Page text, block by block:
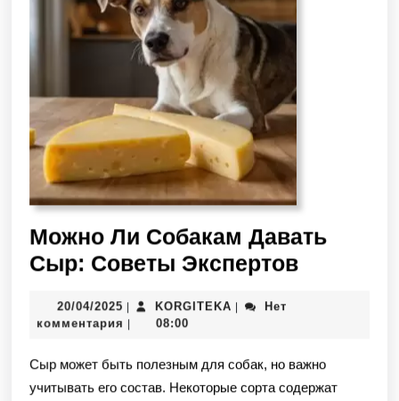
Можно Ли Собакам Давать
Сыр: Советы Экспертов
20/04/2025 | KORGITEKA |
Нет
комментария | 08:00
Сыр может быть полезным для собак, но важно
учитывать его состав. Некоторые сорта содержат